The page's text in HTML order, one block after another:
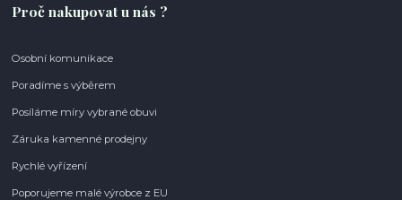
Proč nakupovat u nás ?
Osobní komunikace
Poradíme s výběrem
Posíláme míry vybrané obuvi
Záruka kamenné prodejny
Rychlé vyřízení
Poporujeme malé výrobce z EU